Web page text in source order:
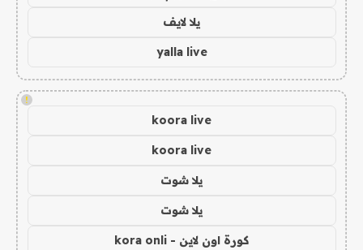
يلا لايف
yalla live
!
koora live
koora live
يلا شوت
يلا شوت
كورة اون لاين - kora onli